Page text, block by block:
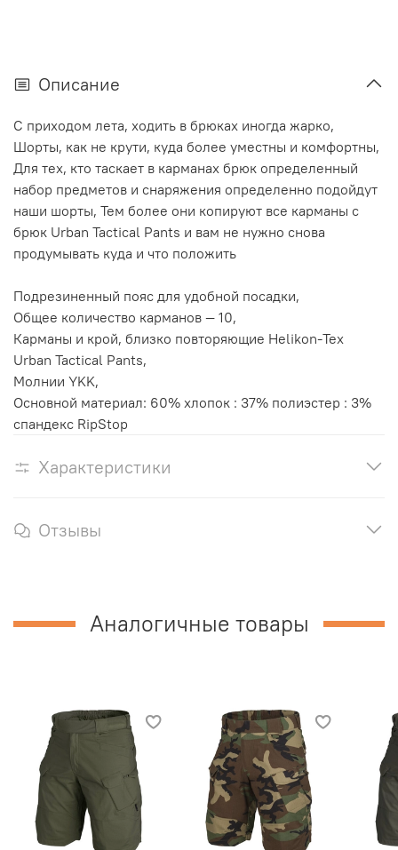
Описание
C приходом лета, ходить в брюках иногда жарко,
Шорты, как не крути, куда более уместны и комфортны,
Для тех, кто таскает в карманах брюк определенный
набор предметов и снаряжения определенно подойдут
наши шорты, Тем более они копируют все карманы с
брюк Urban Tactical Pants и вам не нужно снова
продумывать куда и что положить
Подрезиненный пояс для удобной посадки,
Общее количество карманов — 10,
Карманы и крой, близко повторяющие Helikon-Tex
Urban Tactical Pants,
Молнии YKK,
Основной материал: 60% хлопок : 37% полиэстер : 3%
спандекс RipStop
Характеристики
Отзывы
Аналогичные товары